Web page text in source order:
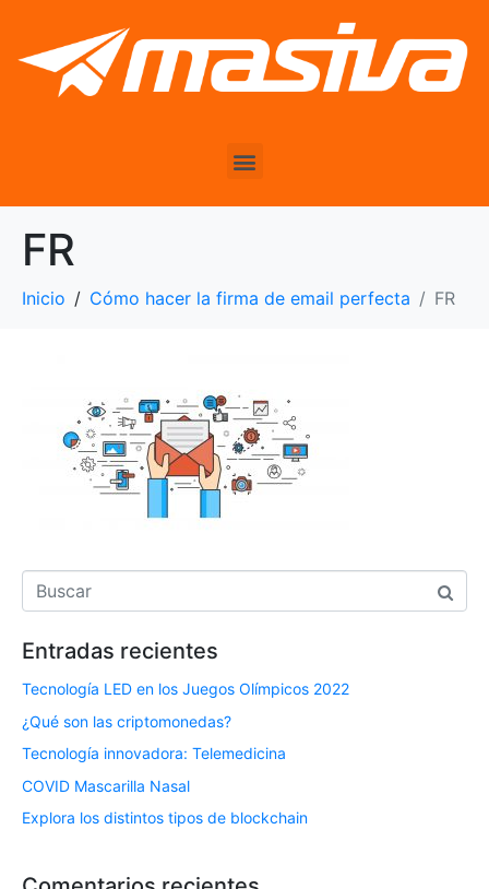
FR
Inicio Cómo hacer la firma de email perfecta FR
Entradas recientes
Tecnología LED en los Juegos Olímpicos 2022
¿Qué son las criptomonedas?
Tecnología innovadora: Telemedicina
COVID Mascarilla Nasal
Explora los distintos tipos de blockchain